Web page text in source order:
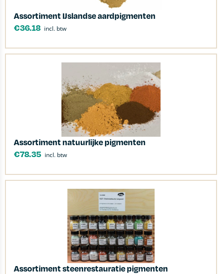
Assortiment IJslandse aardpigmenten
€36.18 incl. btw
Assortiment natuurlijke pigmenten
€78.35 incl. btw
Assortiment steenrestauratie pigmenten